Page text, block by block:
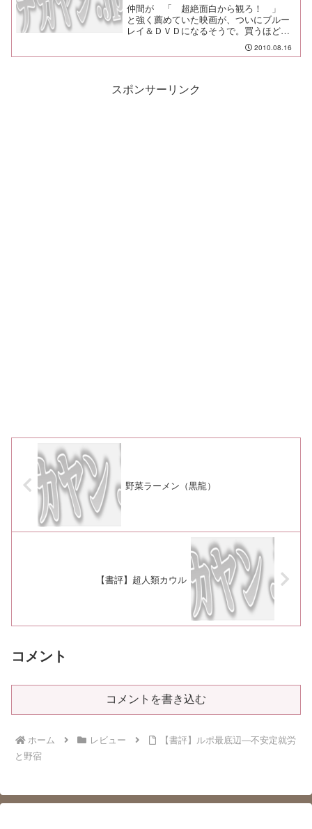
仲間が 「 超絶面白から観ろ！ 」
と強く薦めていた映画が、ついにブルー
レイ＆ＤＶＤになるそうで。買うほどな
のかを悩んでいたら、自分が買っても良
いから観ろ！とのこと。 それほどまで
2010.08.16
スポンサーリンク
野菜ラーメン（黒龍）
【書評】超人類カウル
コメント
コメントを書き込む
ホーム レビュー
【書評】ルポ最底辺―不安定就労
と野宿